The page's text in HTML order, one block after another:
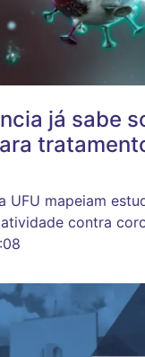
já sabe
UFU mapeiam
contra